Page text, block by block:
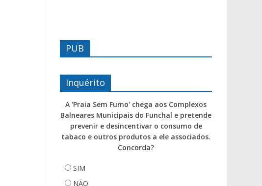
PUB
Inquérito
A 'Praia Sem Fumo' chega aos Complexos
Balneares Municipais do Funchal e pretende
prevenir e desincentivar o consumo de
tabaco e outros produtos a ele associados.
Concorda?
SIM
NÃO